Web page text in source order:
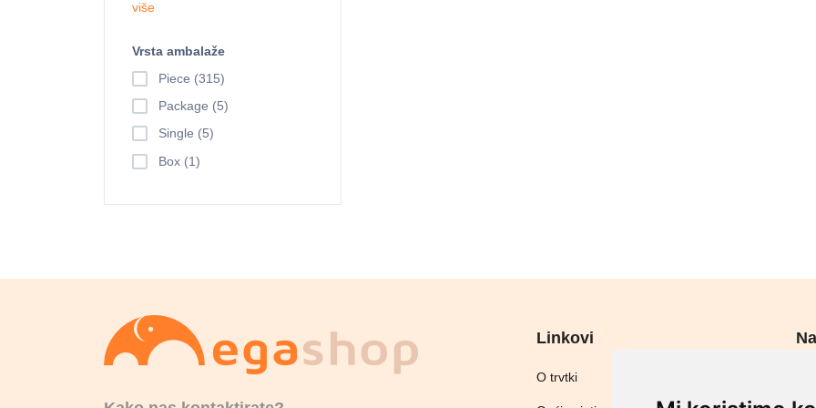
više
Vrsta ambalaže
Piece (315)
Package (5)
Single (5)
Box (1)
Linkovi
O trvtki